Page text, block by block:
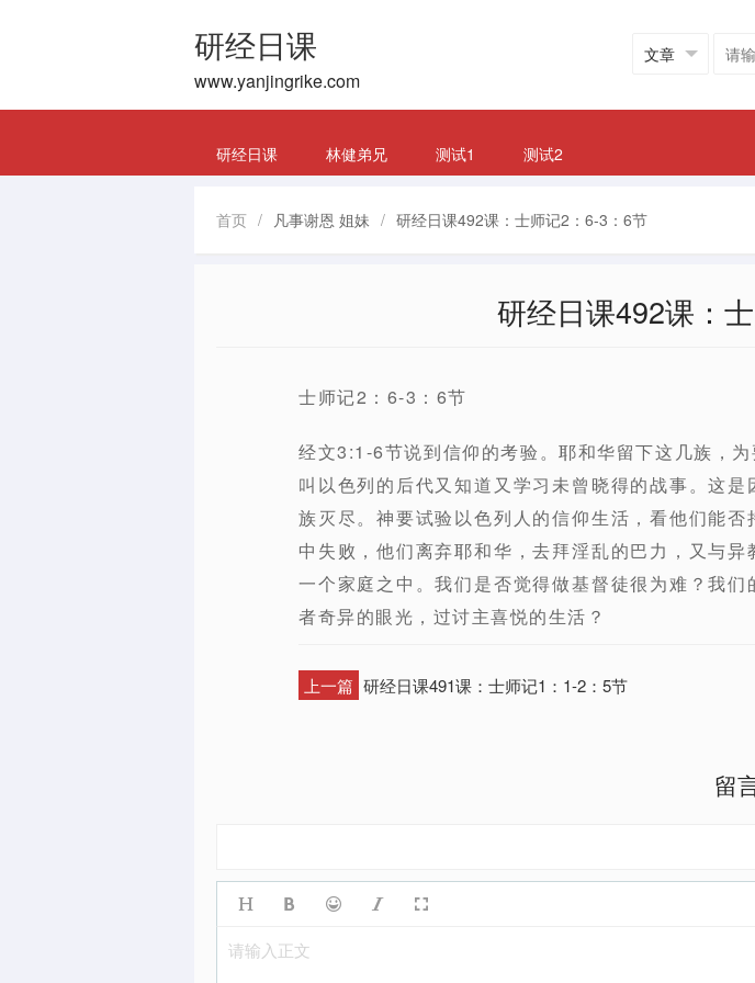
研经日课
www.yanjingrike.com
研经日课 林健弟兄 测试1 测试2
首页 / 凡事谢恩 姐妹 / 研经日课492课：士师记2：6-3：6节
研经日课492课：
士师记2：6-3：6节
经文3:1-6节说到信仰的考验。耶和华留下这几族，
叫以色列的后代又知道又学习未曾晓得的战事。这
族灭尽。神要试验以色列人的信仰生活，看他们能
中失败，他们离弃耶和华，去拜淫乱的巴力，又与
一个家庭之中。我们是否觉得做基督徒很为难？我
者奇异的眼光，过讨主喜悦的生活？
上一篇 研经日课491课：士师记1：1-2：5节
留
请输入正文